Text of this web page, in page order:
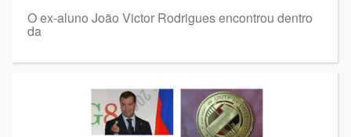
O ex-aluno João Victor Rodrigues encontrou dentro
da